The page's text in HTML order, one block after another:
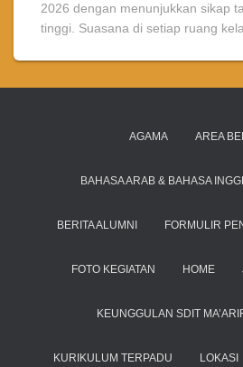
2026 dengan menunjukkan sikap
tinggi. Suasana di setiap ruang
AGAMA AREA
BAHASA ARAB & BAHASA
BERITA ALUMNI FORMULIR
FOTO KEGIATAN HOME
KEUNGGULAN SDIT
KURIKULUM TERPADU LOKASI